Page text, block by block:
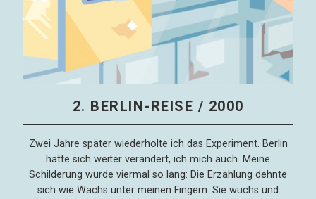
Lesesaal
Hörsaal
Kinosaal
2. BERLIN-REISE / 2000
Zwei Jahre später wiederholte ich das Experiment. Berlin
hatte sich weiter verändert, ich mich auch. Meine
Schilderung wurde viermal so lang: Die Erzählung dehnte
sich wie Wachs unter meinen Fingern. Sie wuchs und